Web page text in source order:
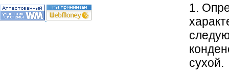
1.
сухой.